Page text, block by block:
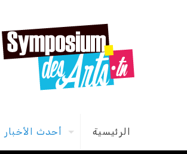
الرئيسية أحدث الأخبار